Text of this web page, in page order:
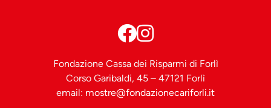
Fondazione Cassa dei Risparmi di Forlì
Corso Garibaldi, 45 – 47121 Forlì
email: mostre@fondazionecariforli.it